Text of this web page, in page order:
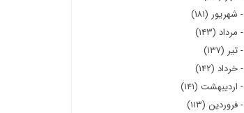
- شهریور (۱۸۱)
- مرداد (۱۴۳)
-تیر (۱۳۷)
-خرداد (۱۴۲)
- اردیبهشت (۱۴۱)
-فروردین (۱۱۳)